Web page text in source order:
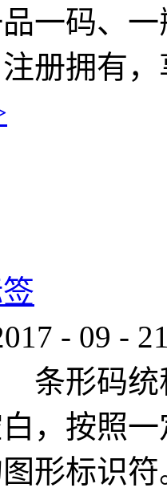
码、一
册拥有
- 09 -
形码统
，按照
形标识